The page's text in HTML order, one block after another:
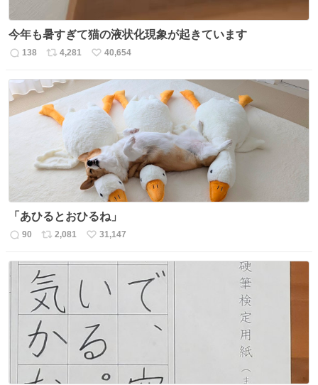
今年も暑すぎて猫の液状化現象が起きています
返
138
リ
ス
ト
数
4,281
い
ね
数
40,654
「あひるとおひるね」
返
90
リ
ト
数
2,081
い
31,147